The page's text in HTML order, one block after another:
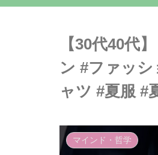
【30代40
ン #ファッ
ャツ #夏服 #
マインド・哲学